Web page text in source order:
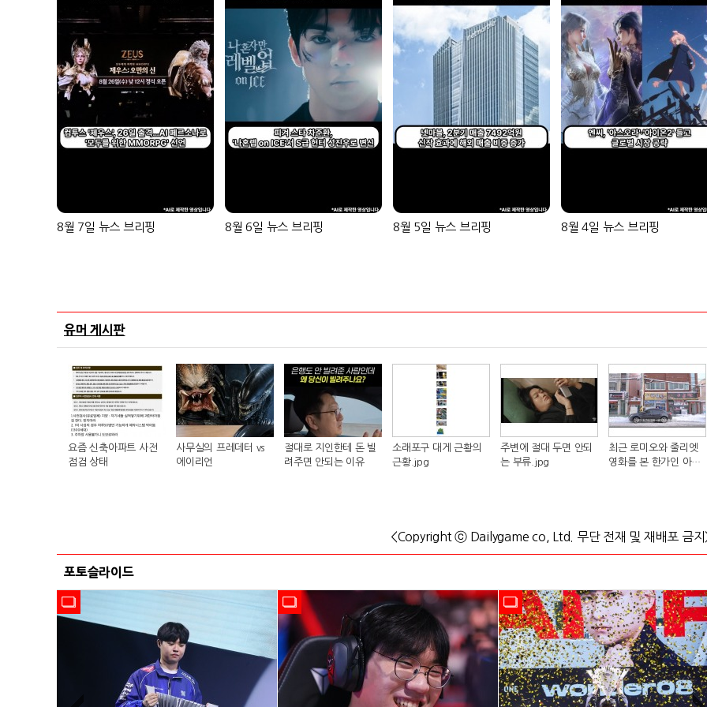
8월 7일 뉴스 브리핑 8월 6일 뉴스 브리핑 8월 5일 뉴스 브리핑 8월 4일 뉴스 브리핑
유머 게시판
요즘 신축아파트 사전
점검 상태
사무실의 프레데터 vs
에이리언
절대로 지인한테 돈 빌
려주면 안되는 이유
소래포구 대게 근황의
근황.jpg
주변에 절대 두면 안되
는 부류.jpg
최근 로미오와 줄리엣
영화를 본 한가인 아들
<Copyright ⓒ Dailygame co, Ltd. 무단 전재 및 재배포 금지
포토슬라이드